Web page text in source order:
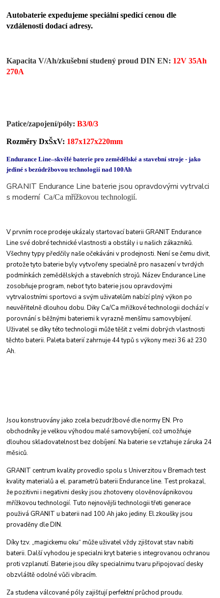
Autobaterie expedujeme speciální spedicí cenou dle
vzdálenosti dodací adresy.
Kapacita V/Ah/zkušební studený proud DIN EN: 12V 35Ah
270A
Patice/zapojení/póly:B3/0/3
Rozměry DxŠxV: 187x127x220mm
Endurance Line–skvělé baterie pro zemědělské a stavební stroje - jako
jediné s bezúdržbovou technologií nad 100Ah
GRANIT Endurance Line baterie jsou opravdovými vytrvalci
s moderníCa/Ca mřížkovou technologií.
V prvním roce prodeje ukázaly startovací baterii GRANIT Endurance
Line své dobré technickévlastnosti a obstály i u našich zákazniků.
Všechnytypy předčily naše očekáváni v prodejnosti. Neníse čemu divit,
protože tyto baterie byly vytvořeny specialně pro nasazení v tvrdých
podmínkách zemědělských a stavebních strojů.Název Endurance Line
zosobňuje program, neboťtyto baterie jsou opravdovými
vytrvalostními sportovci a svým uživatelům nabízí plný výkon po
neuvěřitelně dlouhou dobu. Diky Ca/Ca mřižkovétechnologii dochází v
porovnání s běžnými bateriemik vyrazně menšímu samovybíjení.
Uživatel se díky této technologii může těšit z velmi dobrýchvlastnosti
těchto baterii. Paleta baterií zahrnuje44 typů s výkony mezi 36 až 230
Ah.
Jsou konstruovány jako zcela bezudržbové dlenormy EN. Pro
obchodníky je velkou výhodoumalé samovybíjení, což umožňuje
dlouhou skladovatelnostbez dobíjení. Na baterie se vztahuje záruka 24
měsiců.
GRANIT centrum kvality provedlo spolu s Univerzitouv Bremach test
kvality materialů a el.parametrů baterii Endurance line. Test prokazal,
že pozitivni i negativni desky jsou zhotovenyolověnovápnikovou
mřížkovou technologií. Tutonejnovějši technologii třeti generace
použivá GRANIT u baterii nad 100 Ah jako jediny. El.zkoušky jsou
provaděny dle DIN.
Díky tzv. „magickemu oku“ může uživatel vždy zjišťovat stav nabiti
baterii. Další vyhodou je specialnikryt baterie s integrovanou ochranou
protivzplanutí. Baterie jsou díky specialnimu tvarupřipojovací desky
obzvláště odolné vůči vibracím.
Za studena válcované póly zajišťují perfektníprůchod proudu.